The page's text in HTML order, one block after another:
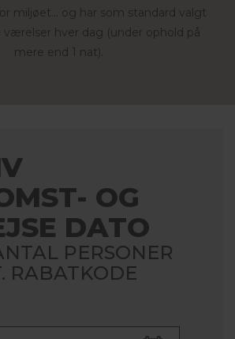
miljøet... og har som standard valgt
værelser hver dag (under ophold på
mere end 1 nat).
OG
DATO
PERSONER
RABATKODE